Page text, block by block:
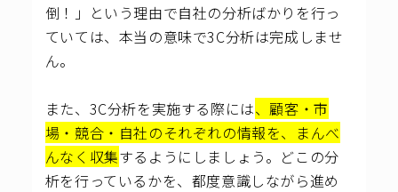
倒！」という理由で自社の分析ばかりを行っ
ていては、本当の意味で3C分析は完成しませ
ん。
また、3C分析を実施する際には、顧客・市
場・競合・自社のそれぞれの情報を、まんべ
んなく収集するようにしましょう。どこの分
析を行っているかを、都度意識しながら進め